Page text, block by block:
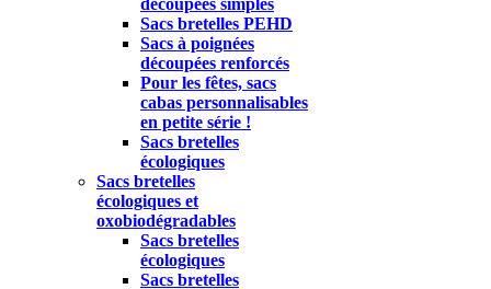
découpées simples
Sacs bretelles PEHD
Sacs à poignées
découpées renforcés
Pour les fêtes, sacs
cabas personnalisables
en petite série !
Sacs bretelles
écologiques
Sacs bretelles
écologiques et
oxobiodégradables
Sacs bretelles
écologiques
Sacs bretelles